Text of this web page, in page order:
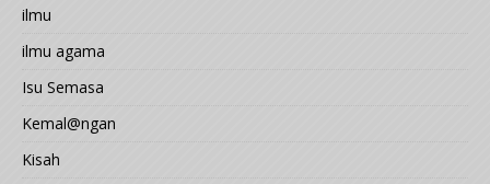
ilmu
ilmu agama
Isu Semasa
Kemal@ngan
Kisah